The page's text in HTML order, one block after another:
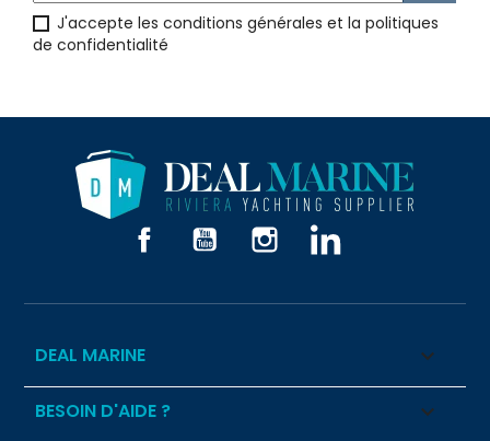
J'accepte les conditions générales et la politiques
de confidentialité
FacebookYouTube Instagram
DEAL MARINE 
BESOIN D'AIDE ? 